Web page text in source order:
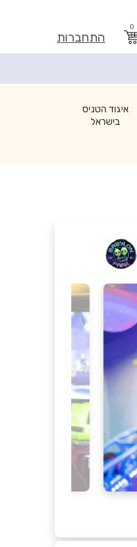
0
התחברות
איגוד הטניס
בישראל